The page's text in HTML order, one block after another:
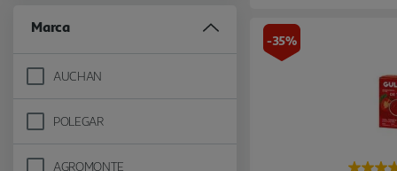
Marca
AUCHAN
Refine by Marca: AUCHAN
POLEGAR
Refine by Marca: POLEGAR
AGROMONTE
-35%